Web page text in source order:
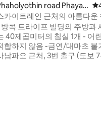
점), 후기 1,195개
road Phayat
의 아파트
카이트레인 근처의 아름다운
콕 트라이프 빌딩의 주방과
40제곱미터의 침실 1개 - 어린이 동반에
합하지 않음 -금연/대마초 불
남파오 근처, 3번 출구 (도보 7분) -샤